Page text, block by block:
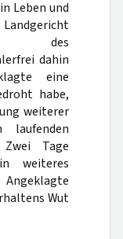
Leben und
des
dahin
eine
habe,
weiterer
laufenden
Zwei Tage
weiteres
Wut